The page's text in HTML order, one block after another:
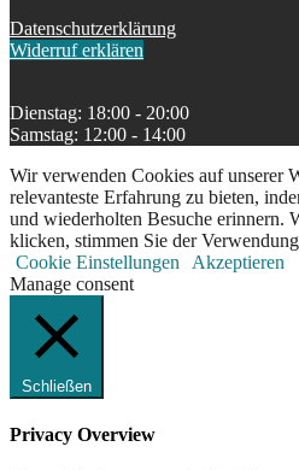
Datenschutzerklärung
Widerruf erklären
Dienstag: 18:00 - 20:00
Samstag: 12:00 - 14:00
Wir verwenden Cookies auf unserer
relevanteste Erfahrung zu bieten,
und wiederholten Besuche erinnern.
klicken, stimmen Sie der
Cookie Einstellungen
Akzeptieren
Manage consent
Schließen
Privacy Overview